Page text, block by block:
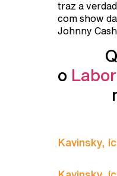
traz a
com show
Johnny
o
Kavinsky,